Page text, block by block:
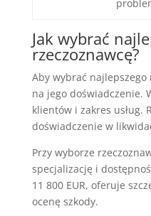
Jak wybrać
rzeczoznawcę?
Aby wybrać najlepszego
na jego doświadczenie.
klientów i zakres usług.
doświadczenie w
Przy wyborze
specjalizację i
11 800 EUR, oferuje
ocenę szkody.